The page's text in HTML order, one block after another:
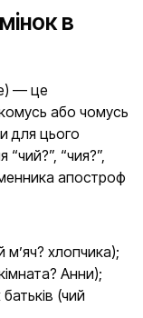
в
— це
або чомусь
для цього
“чия?”,
апостроф
м’яч? хлопчика);
Анни);
(чий